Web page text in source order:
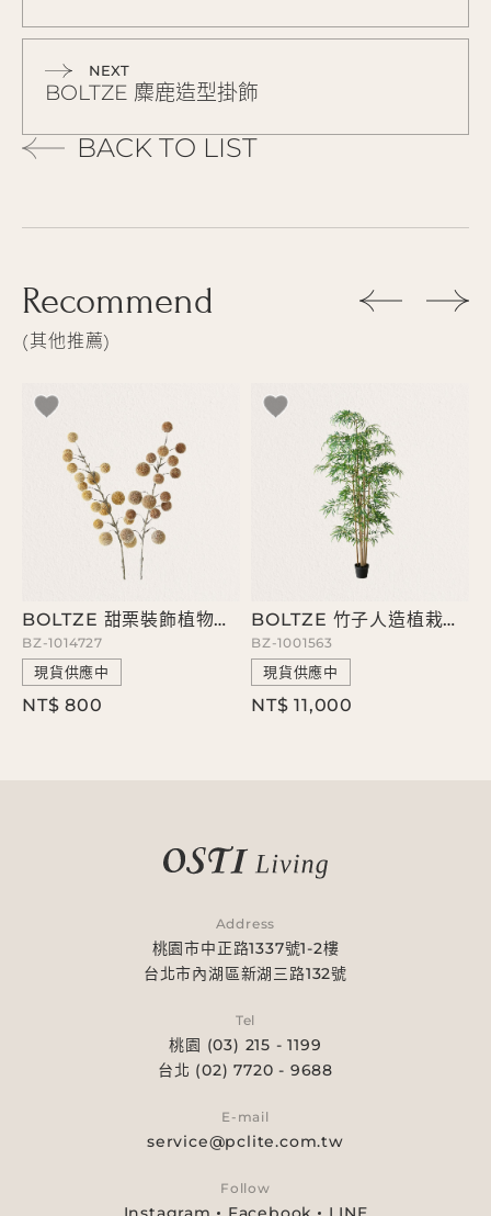
NEXT
BOLTZE 麋鹿造型掛飾
BACK TO LIST
Recommend
其他推薦
BOLTZE 甜栗裝飾植物造型擺飾
BZ-1014727
現貨供應中
NT$ 800
BOLTZE 竹子人造植栽造型擺飾
BZ-1001563
現貨供應中
NT$ 11,000
Address
桃園市中正路1337號1-2樓
台北市內湖區新湖三路132號
Tel
桃園 (03) 215 - 1199
台北 (02) 7720 - 9688
E-mail
service@pclite.com.tw
Follow